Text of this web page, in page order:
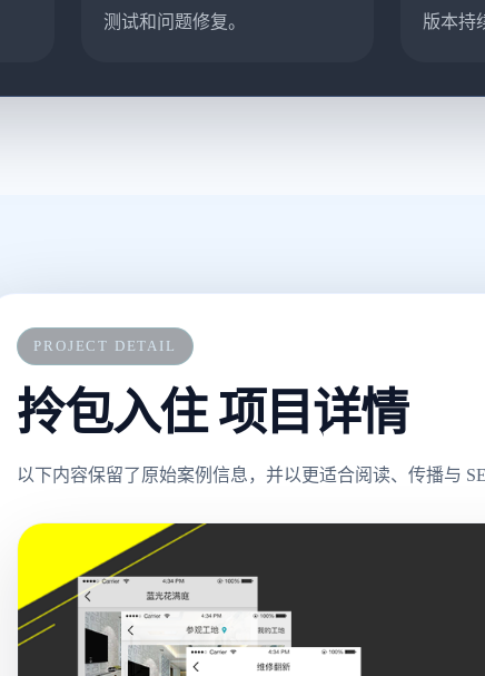
测试和问题修复。
版本持
PROJECT DETAIL
拎包入住 项目详情
以下内容保留了原始案例信息，并以更适合阅读、传播与